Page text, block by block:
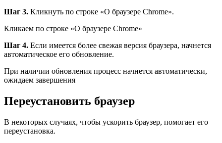
Шаг 3. Кликнуть по строке «О браузере Chrome».
Кликаем по строке «О браузере Chrome»
Шаг 4. Если имеется более свежая версия браузера, начнется
автоматическое его обновление.
При наличии обновления процесс начнется автоматически,
ожидаем завершения
Переустановить браузер
В некоторых случаях, чтобы ускорить браузер, помогает его
переустановка.